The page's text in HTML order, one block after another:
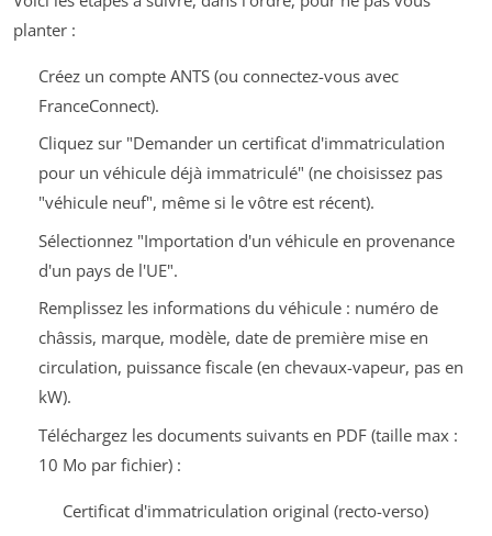
planter :
Créez un compte ANTS (ou connectez-vous avec
FranceConnect).
Cliquez sur "Demander un certificat d'immatriculation
pour un véhicule déjà immatriculé" (ne choisissez pas
"véhicule neuf", même si le vôtre est récent).
Sélectionnez "Importation d'un véhicule en provenance
d'un pays de l'UE".
Remplissez les informations du véhicule : numéro de
châssis, marque, modèle, date de première mise en
circulation, puissance fiscale (en chevaux-vapeur, pas en
kW).
Téléchargez les documents suivants en PDF (taille max :
10 Mo par fichier) :
Certificat d'immatriculation original (recto-verso)